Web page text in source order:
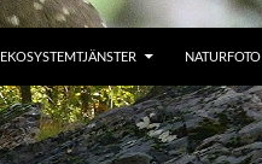
EKOSYSTEMTJÄNSTER NATURFOTO